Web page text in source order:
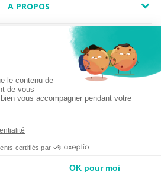
A PROPOS
des Avis Garantis,cliquez ici pour